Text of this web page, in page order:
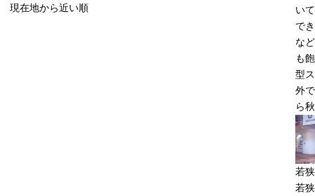
現在地から近い順
い
で
な
も
型
外
ら
若
若